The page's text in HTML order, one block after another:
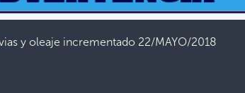
y oleaje incrementado 22/MAYO/2018